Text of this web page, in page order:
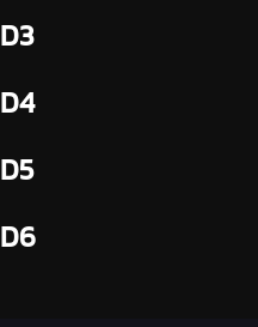
D3
D4
D5
D6